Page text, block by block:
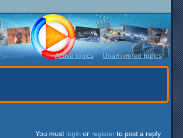
Active topics Unanswered topics
You must login or register to post a reply